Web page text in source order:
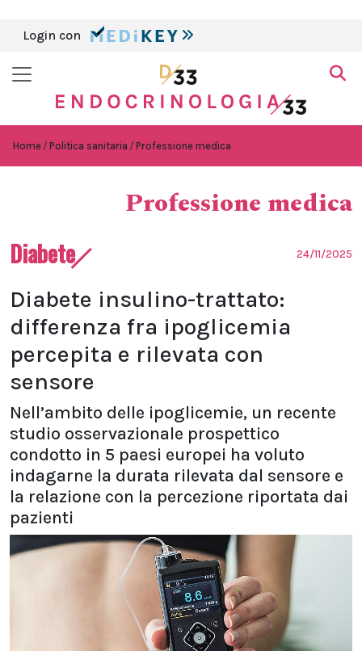
Login con
Home Politica sanitaria Professione medica
Professione medica
Diabete 24/11/2025
Diabete insulino-trattato:
differenza fra ipoglicemia
percepita e rilevata con
sensore
Nell’ambito delle ipoglicemie, un recente
studio osservazionale prospettico
condotto in 5 paesi europei ha voluto
indagarne la durata rilevata dal sensore e
la relazione con la percezione riportata dai
pazienti